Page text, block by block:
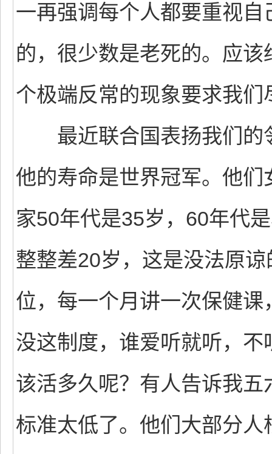
一再强调每个人都要重视
的，很少数是老死的。应
个极端反常的现象要求我们
最近联合国表扬我们的
他的寿命是世界冠军。他
家50年代是35岁，60年代
整整差20岁，这是没法原
位，每一个月讲一次保健
没这制度，谁爱听就听，
该活多久呢？有人告诉我
标准太低了。他们大部分